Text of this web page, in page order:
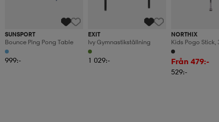
SUNSPORT
Bounce Ping Pong Table
999:-
EXIT
Ivy Gymnastikställning
1 029:-
NORTHIX
Kids Pogo Stick,
Capacity,
Från 479:-
529:-